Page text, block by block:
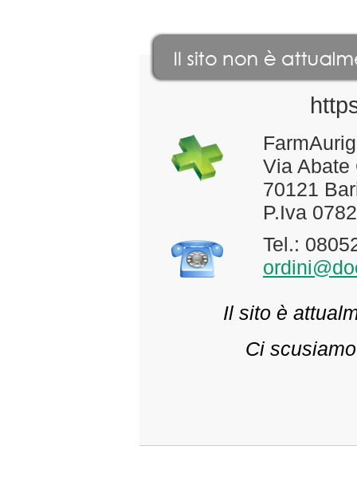
Via Abate
70121
P.Iva
Tel.:
Il sito è
Ci